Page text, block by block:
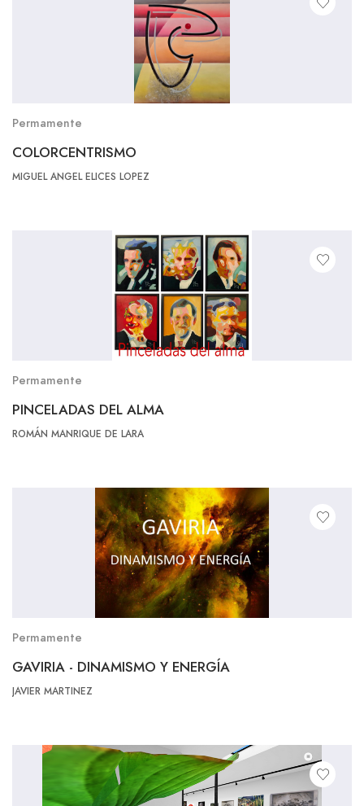
Permamente
COLORCENTRISMO
MIGUEL ANGEL ELICES LOPEZ
Permamente
PINCELADAS DEL ALMA
ROMÁN MANRIQUE DE LARA
Permamente
GAVIRIA - DINAMISMO Y ENERGÍA
JAVIER MARTINEZ